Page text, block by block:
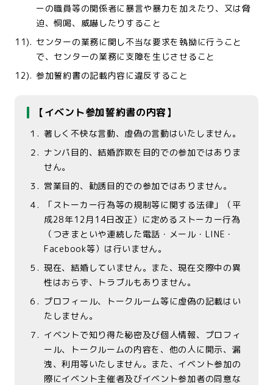
ーの職員等の関係者に暴言や暴力を加えたり、又は脅
迫、恫喝、威嚇したりすること
11). センターの業務に関し不当な要求を執拗に行うこと
で、センターの業務に支障を生じさせること
12). 参加誓約書の記載内容に違反すること
【イベント参加誓約書の内容】
１. 著しく不快な言動、虚偽の言動はいたしません。
２. ナンパ目的、結婚詐欺を目的での参加ではありま
せん。
３. 営業目的、勧誘目的での参加ではありません。
４.
「ストーカー行為等の規制等に関する法律」（平
成28年12月14日改正）に定めるストーカー行為
（つきまといや連続した電話・メール・LINE・
Facebook等）は行いません。
５. 現在、結婚していません。また、現在交際中の異
性はおらず、トラブルもありません。
６. プロフィール、トークルーム等に虚偽の記載はい
たしません。
７. イベントで知り得た秘密及び個人情報、プロフィ
ール、トークルームの内容を、他の人に開示、漏
洩、利用等いたしません。また、イベント参加の
際にイベント主催者及びイベント参加者の同意な